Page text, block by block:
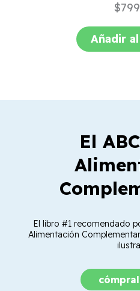
$
Añadir
El
El libro #1 recomendado
Alimentación